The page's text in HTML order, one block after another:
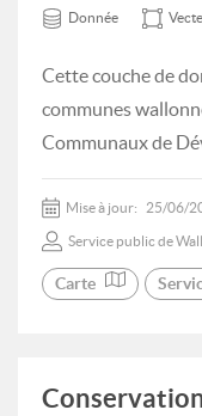
Donnée
Cette couche de
communes
Communaux de
Mise à jour: 25/06/
Service public de
Carte